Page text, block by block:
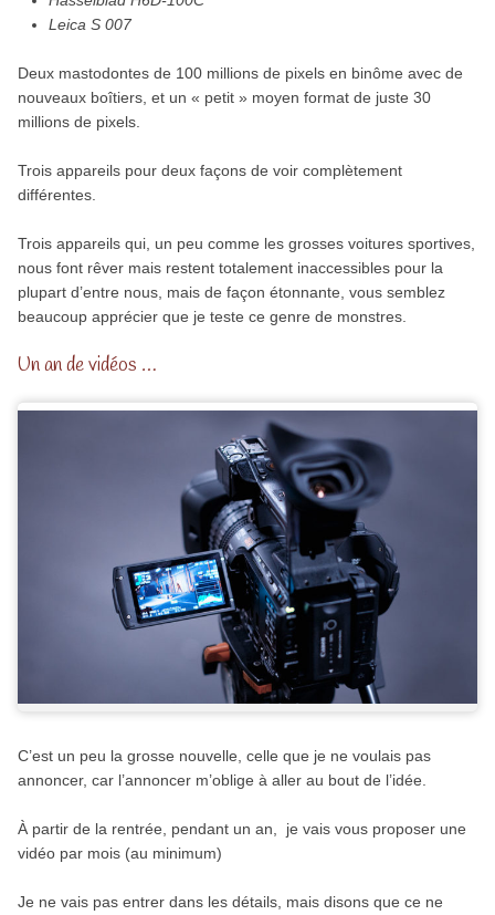
Leica S 007
Deux mastodontes de 100 millions de pixels en binôme avec de
nouveaux boîtiers, et un « petit » moyen format de juste 30
millions de pixels.
Trois appareils pour deux façons de voir complètement
différentes.
Trois appareils qui, un peu comme les grosses voitures sportives,
nous font rêver mais restent totalement inaccessibles pour la
plupart d’entre nous, mais de façon étonnante, vous semblez
beaucoup apprécier que je teste ce genre de monstres.
Un an de vidéos …
C’est un peu la grosse nouvelle, celle que je ne voulais pas
annoncer, car l’annoncer m’oblige à aller au bout de l’idée.
À partir de la rentrée, pendant un an, je vais vous proposer une
vidéo par mois (au minimum)
Je ne vais pas entrer dans les détails, mais disons que ce ne